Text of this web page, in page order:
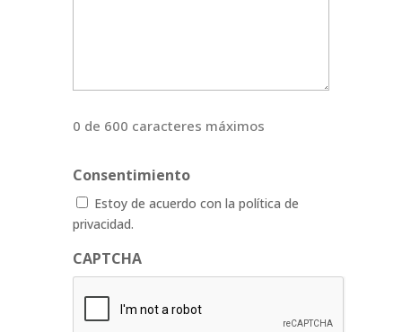
0 de 600 caracteres máximos
Consentimiento
Estoy de acuerdo con la política de
privacidad.
CAPTCHA